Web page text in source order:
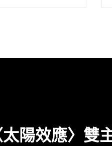
茫的吉他噪音與飄渺
陽效應〉雙